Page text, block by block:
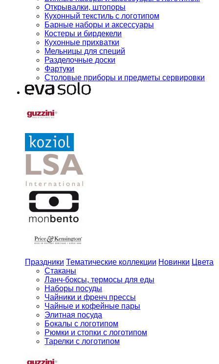
Открывалки, штопоры
Кухонный текстиль с логотипом
Барные наборы и аксессуары
Костеры и бирдекели
Кухонные прихватки
Мельницы для специй
Разделочные доски
Фартуки
Столовые приборы и предметы сервировки
Праздники Тематические коллекции Новинки Цвета
Стаканы
Ланч-боксы, термосы для еды
Наборы посуды
Чайники и френч прессы
Чайные и кофейные пары
Элитная посуда
Бокалы с логотипом
Рюмки и стопки с логотипом
Тарелки с логотипом